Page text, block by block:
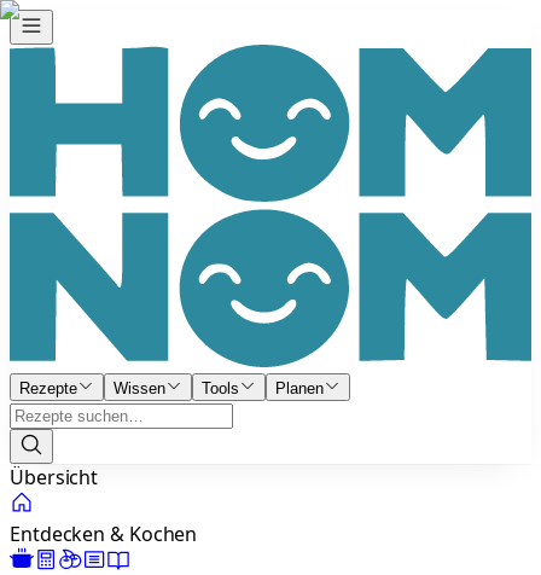
Rezepte Wissen Tools Planen
Übersicht
Entdecken & Kochen